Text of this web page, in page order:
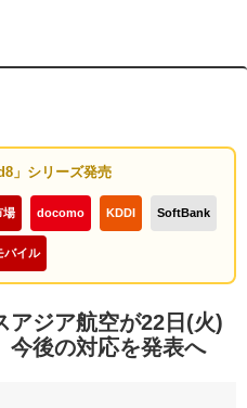
」シリーズ発売
場 docomo KDDI SoftBank
バイル
アジア航空が22日(火)
今後の対応を発表へ